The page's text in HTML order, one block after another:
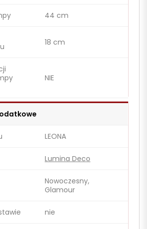
44 cm
18 cm
NIE
LEONA
Lumina Deco
Nowoczesny,
Glamour
nie